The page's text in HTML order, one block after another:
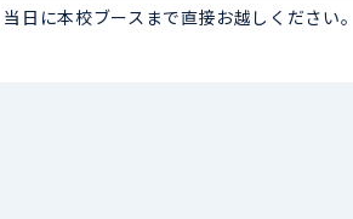
日に本校ブースまで直接お越しください。